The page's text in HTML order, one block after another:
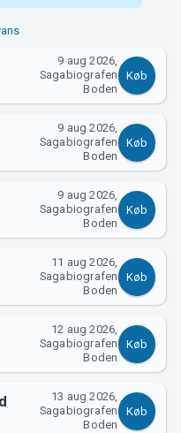
9 aug 2026,
Sagabiografen
Boden
Køb
9 aug 2026,
Sagabiografen
Boden
Køb
9 aug 2026,
Sagabiografen
Boden
Køb
11 aug 2026,
Sagabiografen
Boden
Køb
12 aug 2026,
Sagabiografen
Boden
Køb
13 aug 2026,
Sagabiografen
Boden
Køb